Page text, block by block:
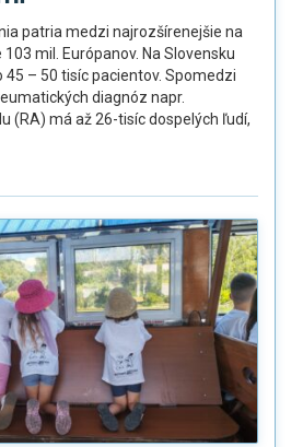
patria medzi najrozšírenejšie na
mil. Európanov. Na Slovensku
45 – 50 tisíc pacientov. Spomedzi
diagnóz napr.
(RA) má až 26-tisíc dospelých ľudí,